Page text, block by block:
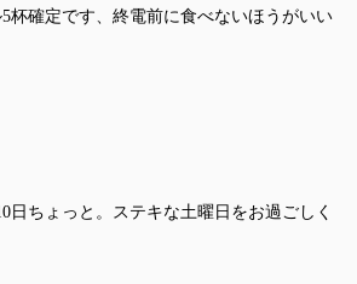
杯確定です、終電前に食べないほうがいい
日ちょっと。ステキな土曜日をお過ごしく